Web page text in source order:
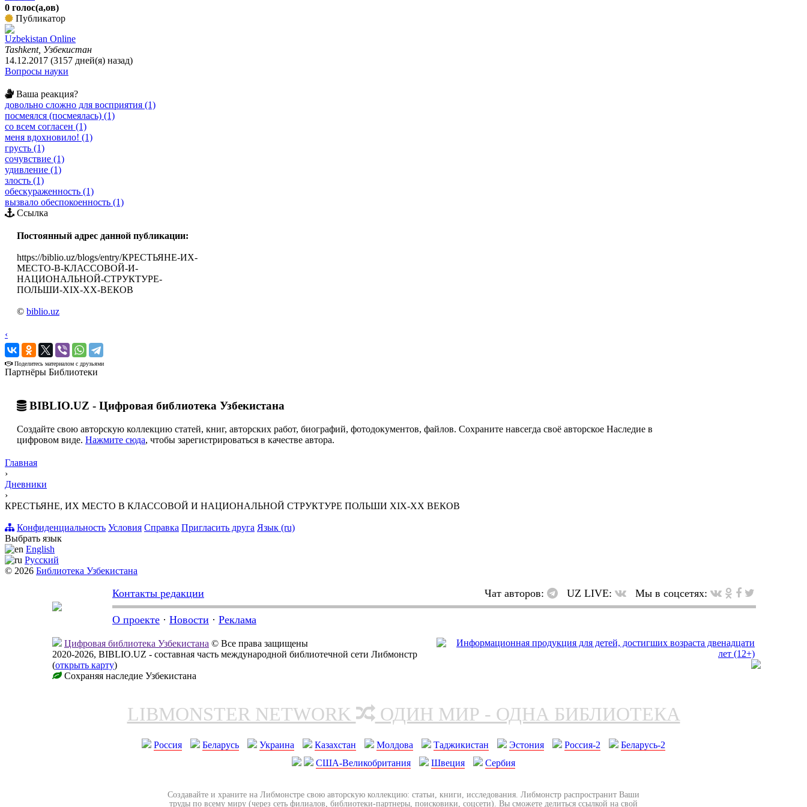
0 голос(а,ов)
Публикатор
Uzbekistan Online
Tashkent, Узбекистан
14.12.2017 (3157 дней(я) назад)
Вопросы науки
Ваша реакция?
довольно сложно для восприятия (1)
посмеялся (посмеялась) (1)
со всем согласен (1)
меня вдохновило! (1)
грусть (1)
сочувствие (1)
удивление (1)
злость (1)
обескураженность (1)
вызвало обеспокоенность (1)
Ссылка
Постоянный адрес данной публикации:
https://biblio.uz/blogs/entry/КРЕСТЬЯНЕ-ИХ-
МЕСТО-В-КЛАССОВОЙ-И-
НАЦИОНАЛЬНОЙ-СТРУКТУРЕ-
ПОЛЬШИ-XIX-XX-ВЕКОВ
© biblio.uz
‹
›
Поделитесь материалом с друзьями
Партнёры Библиотеки
BIBLIO.UZ - Цифровая библиотека Узбекистана
Создайте свою авторскую коллекцию статей, книг, авторских работ, биографий, фотодокументов, файлов. Сохраните навсегда своё авторское Наследие в
цифровом виде. Нажмите сюда, чтобы зарегистрироваться в качестве автора.
Главная
›
Дневники
›
КРЕСТЬЯНЕ, ИХ МЕСТО В КЛАССОВОЙ И НАЦИОНАЛЬНОЙ СТРУКТУРЕ ПОЛЬШИ XIX-XX ВЕКОВ
Конфиденциальность Условия Справка Пригласить друга Язык (ru)
Выбрать язык
English
Русский
© 2026 Библиотека Узбекистана
Контакты редакции Чат авторов: UZ LIVE: Мы в соцсетях:
О проекте · Новости · Реклама
Цифровая библиотека Узбекистана © Все права защищены
2020-2026, BIBLIO.UZ - составная часть международной библиотечной сети Либмонстр
(открыть карту)
Сохраняя наследие Узбекистана
LIBMONSTER NETWORK ОДИН МИР - ОДНА БИБЛИОТЕКА
Россия Беларусь Украина Казахстан Молдова Таджикистан Эстония Россия-2
Беларусь-2
США-Великобритания
Швеция Сербия
Создавайте и храните на Либмонстре свою авторскую коллекцию: статьи, книги, исследования. Либмонстр распространит Ваши
труды по всему миру (через сеть филиалов, библиотеки-партнеры, поисковики, соцсети). Вы сможете делиться ссылкой на свой